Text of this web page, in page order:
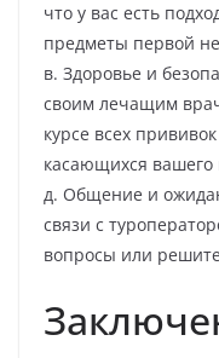
что у вас есть
предметы первой
в. Здоровье и
своим лечащим
курсе всех
касающихся вашего
д. Общение и
связи с
вопросы или